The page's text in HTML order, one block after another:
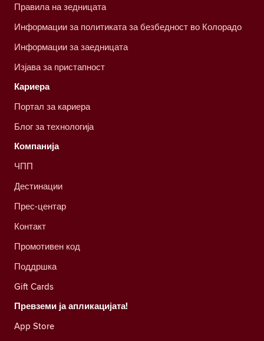
Правила на зедницата
Информации за политиката за безбедност во Колорадо
Информации за заедницата
Изјава за пристапност
Кариера
Портал за кариера
Блог за технологија
Компанија
ЧПП
Дестинации
Прес-центар
Контакт
Промотивен код
Поддршка
Gift Cards
Превземи ја апликацијата!
App Store